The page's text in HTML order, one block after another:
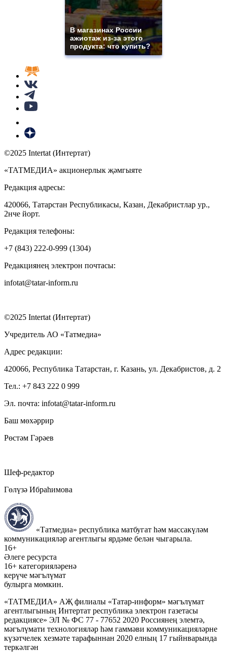
В магазинах России
ажиотаж из-за этого
продукта: что купить?
©2025 Intertat (Интертат)
«ТАТМЕДИА» акционерлык җәмгыяте
Редакция адресы:
420066, Татарстан Республикасы, Казан, Декабристлар ур.,
2нче йорт.
Редакция телефоны:
+7 (843) 222-0-999 (1304)
Редакциянең электрон почтасы:
infotat@tatar-inform.ru
©2025 Intertat (Интертат)
Учредитель АО «Татмедиа»
Адрес редакции:
420066, Республика Татарстан, г. Казань, ул. Декабристов, д. 2
Тел.: +7 843 222 0 999
Эл. почта: infotat@tatar-inform.ru
Баш мөхәррир
Рөстәм Гәрәев
Шеф-редактор
Гөлүзә Ибраһимова
«Татмедиа» республика матбугат һәм массакүләм
коммуникацияләр агентлыгы ярдәме белән чыгарыла.
16+
Әлеге ресурста
16+ категорияләренә
керүче мәгълүмат
булырга мөмкин.
«ТАТМЕДИА» АҖ филиалы «Татар-информ» мәгълүмат
агентлыгының Интертат республика электрон газетасы
редакциясе» ЭЛ № ФС 77 - 77652 2020 Россиянең элемтә,
мәгълүмати технологияләр һәм гаммәви коммуникацияләрне
күзәтчелек хезмәте тарафыннан 2020 елның 17 гыйнварында
теркәлгән